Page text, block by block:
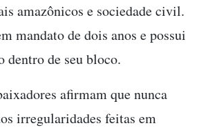
amazônicos e sociedade civil.
mandato de dois anos e possui
dentro de seu bloco.
afirmam que nunca
irregularidades feitas em